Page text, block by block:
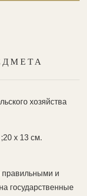
хозяйства
;20 х 13 см.
и
государственные